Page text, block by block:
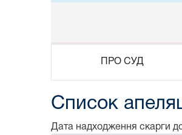
ПРО СУД
Список
Дата надходження скарги